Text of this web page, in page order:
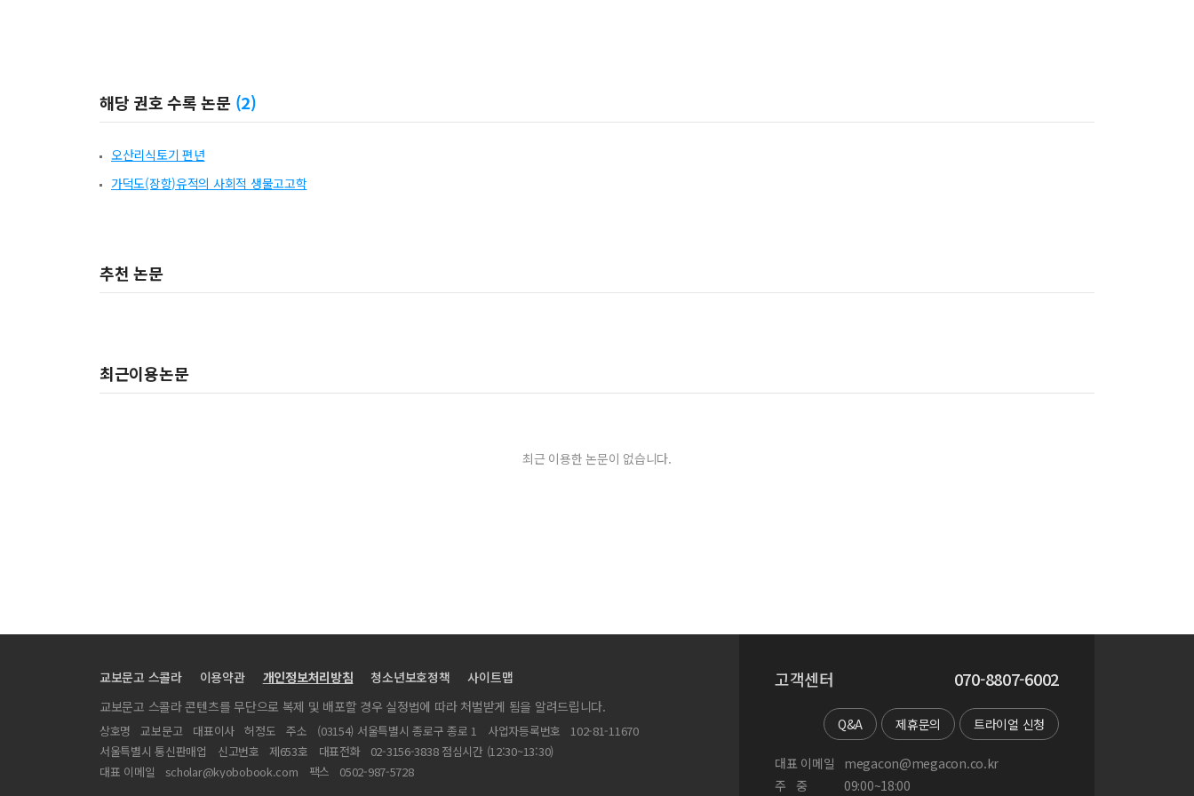
해당 권호 수록 논문 (2)
오산리식토기 편년
가덕도(장항)유적의 사회적 생물고고학
추천 논문
최근이용논문
최근 이용한 논문이 없습니다.
교보문고 스콜라 이용약관 개인정보처리방침 청소년보호정책
사이트맵
교보문고 스콜라 콘텐츠를 무단으로 복제 및 배포할 경우 실정법에 따라 처벌받게 됨을 알려드립니다.
상호명 교보문고 대표이사 허정도 주소 (03154) 서울특별시 종로구 종로 1 사업자등록번호
102-81-11670
서울특별시 통신판매업
신고번호 제653호 대표전화
02-3156-3838 점심시간 (12:30~13:30)
대표 이메일
scholar@kyobobook.com 팩스 0502-987-5728
고객센터 070-8807-6002
Q&A 제휴문의 트라이얼 신청
대표 이메일
megacon@megacon.co.kr
주
중 09:00~18:00